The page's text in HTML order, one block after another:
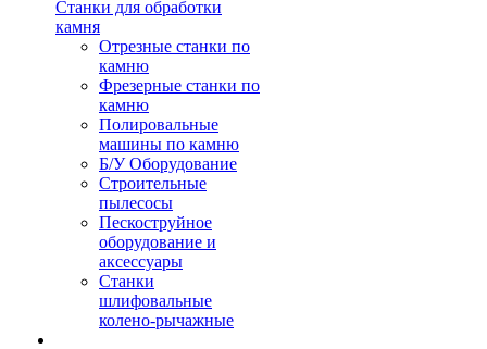
Станки для обработки
камня
Отрезные станки по
камню
Фрезерные станки по
камню
Полировальные
машины по камню
Б/У Оборудование
Строительные
пылесосы
Пескоструйное
оборудование и
аксессуары
Станки
шлифовальные
колено-рычажные